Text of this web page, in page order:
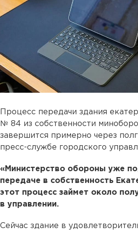
Процесс передачи здания
№ 84 из собственности
завершится примерно через
пресс-службе городского
«Министерство обороны уже
передаче в собственность
этот процесс займет около
в управлении.
Сейчас здание в